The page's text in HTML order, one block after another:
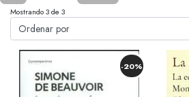
Mostrando 3 de 3
-20%